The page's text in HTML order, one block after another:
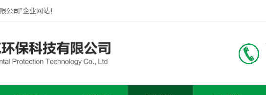
公司”企业网站！